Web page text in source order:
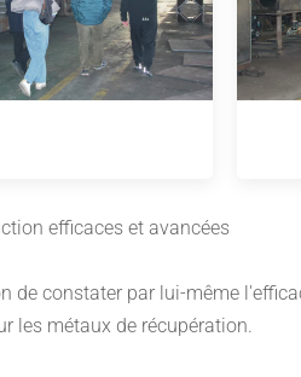
efficaces et avancées
de constater par lui-même
les métaux de récupération.